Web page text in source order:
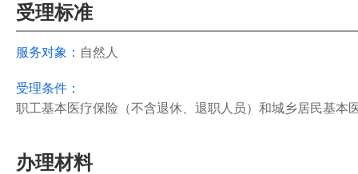
受理标准
服务对象： 自然人
受理条件：
职工基本医疗保险（不含退休、退职人员）和城乡居民基本
办理材料